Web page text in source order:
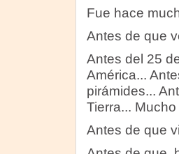
Fue hace
Antes de que
Antes del 25
América...
pirámides...
Tierra...
Antes de que